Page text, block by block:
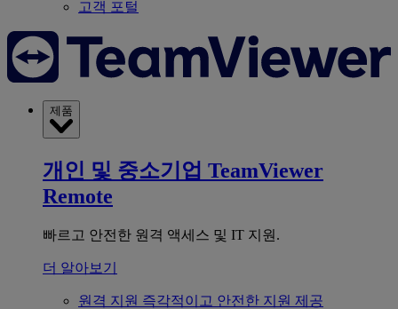
고객 포털
제품
개인 및 중소기업 TeamViewer
Remote
빠르고 안전한 원격 액세스 및 IT 지원.
더 알아보기
원격 지원 즉각적이고 안전한 지원 제공